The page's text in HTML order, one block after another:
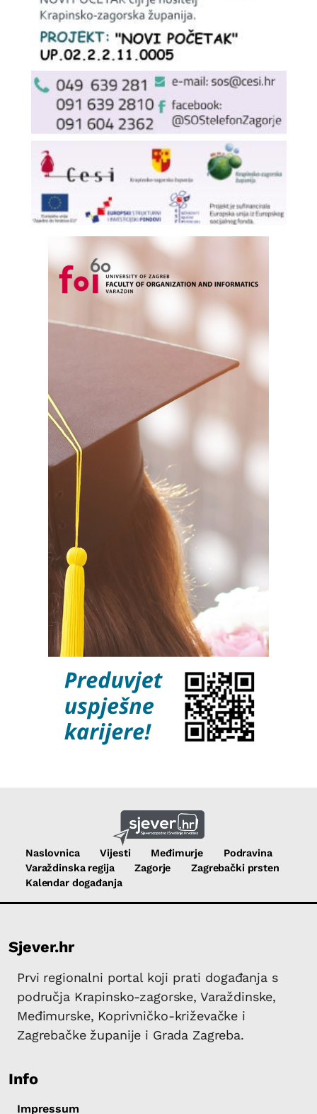
Naslovnica Vijesti Međimurje
Podravina
Varaždinska regija
Zagorje
Zagrebački prsten
Kalendar događanja
Sjever.hr
Prvi regionalni portal koji prati događanja s
područja Krapinsko-zagorske, Varaždinske,
Međimurske, Koprivničko-križevačke i
Zagrebačke županije i Grada Zagreba.
Info
Impressum